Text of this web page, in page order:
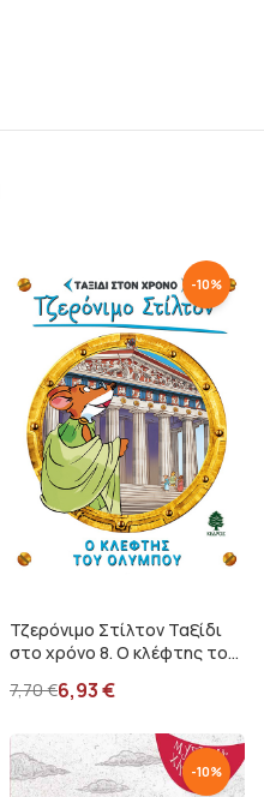
-10%
Τζερόνιμο Στίλτον Ταξίδι
στο χρόνο 8. Ο κλέφτης του
7,70€6,93€
-10%